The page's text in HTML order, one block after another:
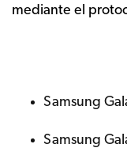
mediante el
Samsung
Samsung